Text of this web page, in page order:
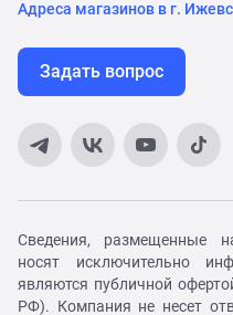
Адреса магазинов в г.
Задать вопрос
Сведения, размещенные
носят исключительно
являются публичной
РФ). Компания не несет